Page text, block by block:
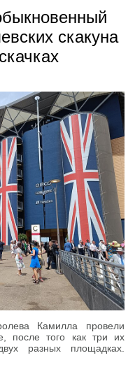
скакуна
Камилла провели
после того как три их
разных площадках.